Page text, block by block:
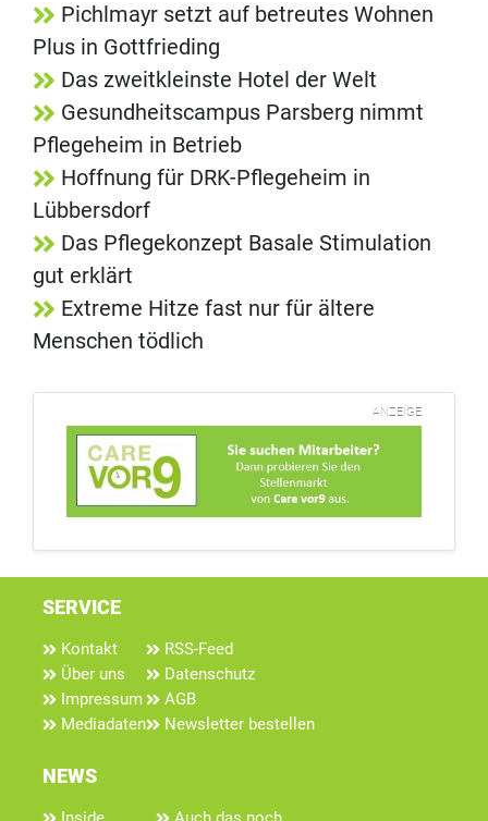
Pichlmayr setzt auf betreutes Wohnen
Plus in Gottfrieding
Das zweitkleinste Hotel der Welt
Gesundheitscampus Parsberg nimmt
Pflegeheim in Betrieb
Hoffnung für DRK-Pflegeheim in
Lübbersdorf
Das Pflegekonzept Basale Stimulation
gut erklärt
Extreme Hitze fast nur für ältere
Menschen tödlich
ANZEIGE
SERVICE
Kontakt
Über uns
Impressum
Mediadaten
RSS-Feed
Datenschutz
AGB
Newsletter bestellen
NEWS